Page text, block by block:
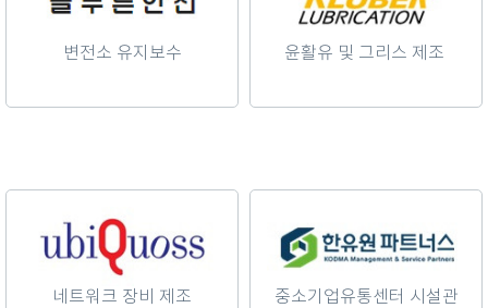
변전소 유지보수 윤활유 및 그리스 제조
네트워크 장비 제조
중소기업유통센터 시설관